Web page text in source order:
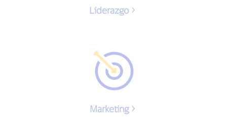
Liderazgo
Marketing